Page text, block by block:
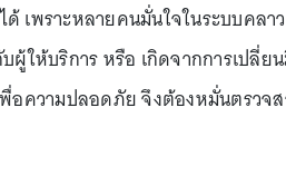
เพราะหลายคนมั่นใจในระบบคลา
ให้บริการ หรือ เกิดจากการเปลี่ย
อความปลอดภัย จึงต้องหมั่นตรวจ